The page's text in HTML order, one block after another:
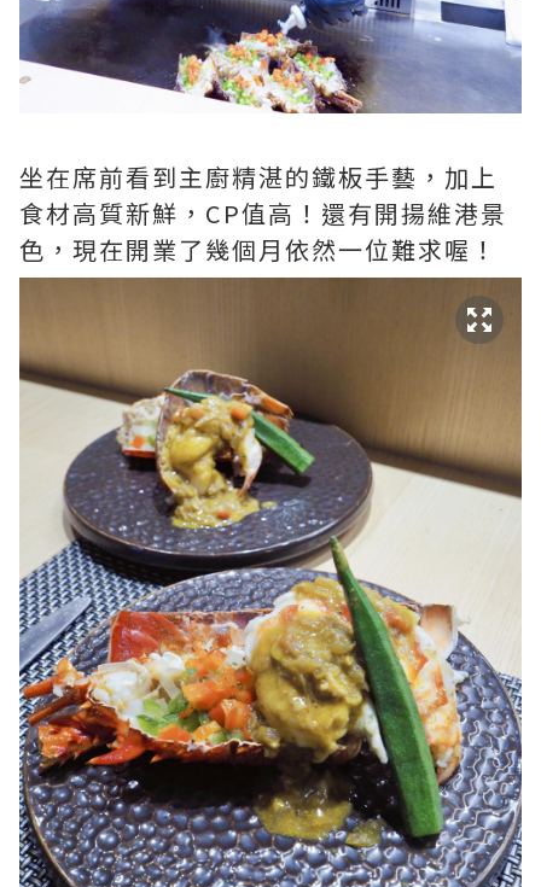
坐在席前看到主廚精湛的鐵板手藝，加上
食材高質新鮮，CP值高！還有開揚維港景
色，現在開業了幾個月依然一位難求喔！